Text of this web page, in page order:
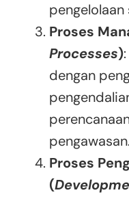
Proses
Processes)
dengan
pengawasan.
Proses
(